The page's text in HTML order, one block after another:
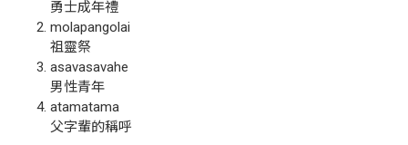
勇士成年禮
molapangolai
祖靈祭
asavasavahe
男性青年
atamatama
父字輩的稱呼